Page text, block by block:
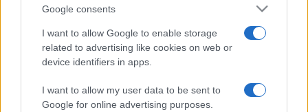
Google consents
I want to allow Google to enable storage
related to advertising like cookies on web or
device identifiers in apps.
I want to allow my user data to be sent to
Google for online advertising purposes.
A végrendelet szellemében színészekből álló kuratórium
dönt a díjazottakról, a kurátorok között van Molnár
Piroska, Felföldi Anikó, Epres Attila, Igó Éva
Sándor. A most leköszönő kuratórium nevében Molnár
Piroska elmondta, úgy hiszi, méltányosan, jól döntöttek a
díjazottakról.